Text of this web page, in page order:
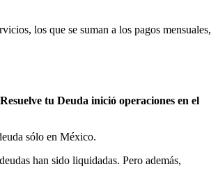
los que se suman a los pagos mensuales,
Resuelve tu Deuda inició operaciones en el
sólo en México.
han sido liquidadas. Pero además,